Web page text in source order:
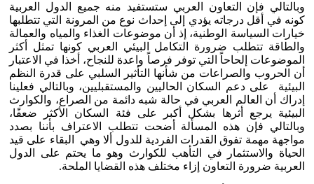
وبالتالي فإن التعاون العربي ستستفيد منه جميع الدول العربية
كونه في أقل درجاته يؤدي إلى إحداث نوع من المرونة التي تتطلبها
خيارات السياسة الوطنية، إذ أن موضوعات الغذاء والمياه والعمالة
والطاقة تتطلب ضرورة التكامل البيئي العربي كونها تمثل أكثر
الموضوعات إلحاحاً التي توفر فرصاً واعدة للنجاح، أخذا في الاعتبار
أن الحروب والصراعات من شأنها التأثير السلبي على قدرة النظم
البيئية على دعم السكان الحاليين والمستقبليين، وبالتالي فعلينا
إدراك أن العالم العربي في حالة شبه دائمة من الصراع، والكوارث
البيئية يرجع أثرها بشكل أكبر على فئة السكان الأكثر ضعفًا،
وبالتالي فإن هذه المسألة أضحت تتطلب الاعتراف بأننا بصدد
مواجهة مهمة تفوق القدرات الفردية للدول ألا وهي البقاء على قيد
الحياة والاستثمار في التأهب للكوارث وهو ما يحتم على الدول
العربية ضرورة التعاون إزاء مختلف هذه القضايا الملحة.